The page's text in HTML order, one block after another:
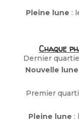
Pleine lune :
Chaque
Dernier
Nouvelle lune
Premier
Pleine lune :